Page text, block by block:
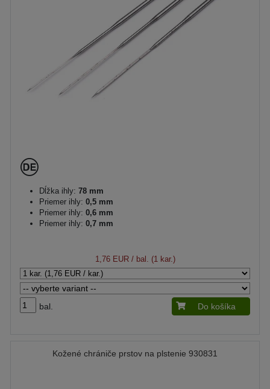
Dĺžka ihly: 78 mm
Priemer ihly: 0,5 mm
Priemer ihly: 0,6 mm
Priemer ihly: 0,7 mm
1,76 EUR/ bal. (1 kar.)
bal. Do košíka
Kožené chrániče prstov na plstenie 930831